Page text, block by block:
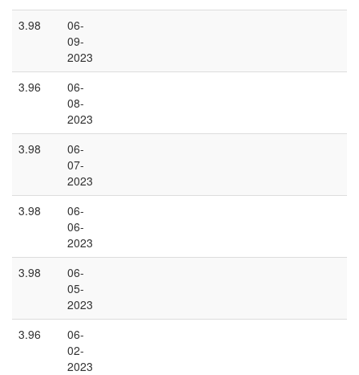
3.98
06-
09-
2023
3.96
06-
08-
2023
3.98
06-
07-
2023
3.98
06-
06-
2023
3.98
06-
05-
2023
3.96
06-
02-
2023